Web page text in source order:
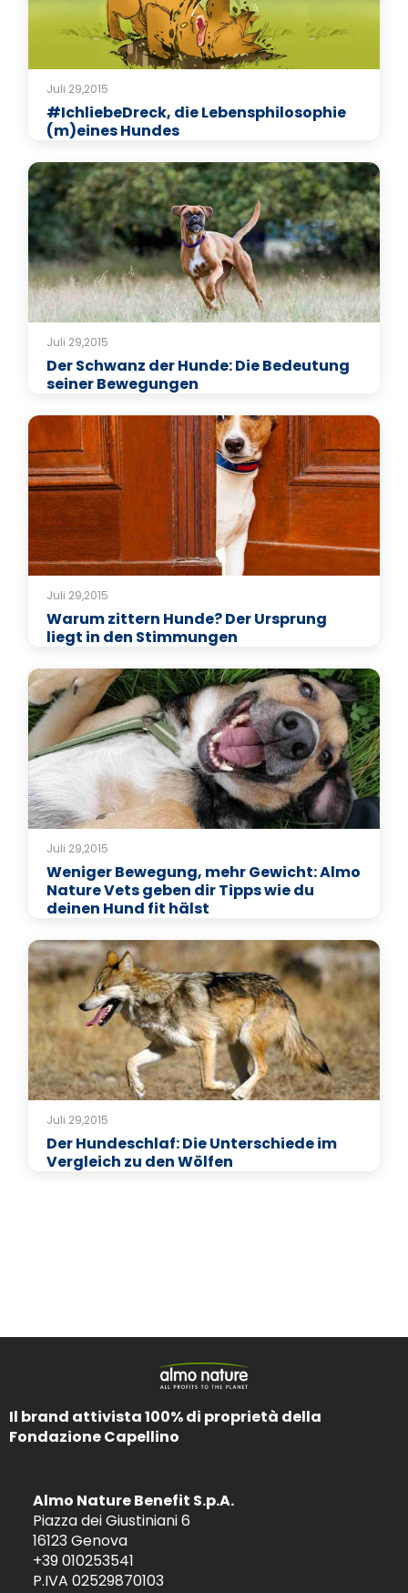
Juli 29,2015
#IchliebeDreck, die Lebensphilosophie
(m)eines Hundes
Juli 29,2015
Der Schwanz der Hunde: Die Bedeutung
seiner Bewegungen
Juli 29,2015
Warum zittern Hunde? Der Ursprung
liegt in den Stimmungen
Juli 29,2015
Weniger Bewegung, mehr Gewicht: Almo
Nature Vets geben dir Tipps wie du
deinen Hund fit hälst
Juli 29,2015
Der Hundeschlaf: Die Unterschiede im
Vergleich zu den Wölfen
Il brand attivista 100% di proprietà della
Fondazione Capellino
Almo Nature Benefit S.p.A.
Piazza dei Giustiniani 6
16123 Genova
+39 010253541
P.IVA 02529870103